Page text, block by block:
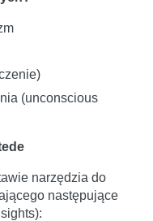
(unconscious
narzędzia do
następujące